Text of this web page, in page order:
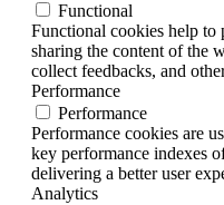
Functional
Functional cookies help
sharing the content of the
collect feedbacks, and
Performance
Performance
Performance cookies are
key performance indexes
delivering a better user
Analytics